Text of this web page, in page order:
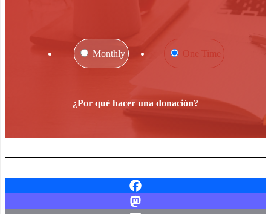
One Time
Monthly
¿Por qué hacer una donación?